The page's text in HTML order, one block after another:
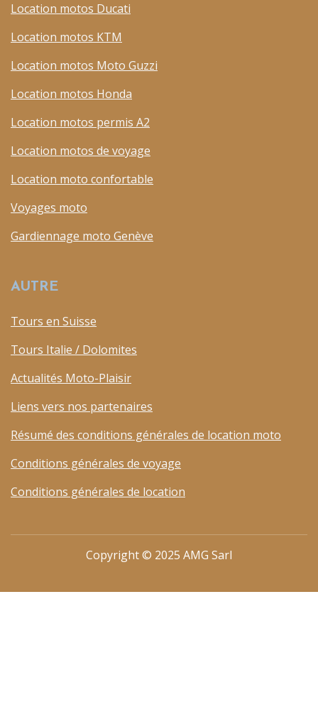
Location motos Ducati
Location motos KTM
Location motos Moto Guzzi
Location motos Honda
Location motos permis A2
Location motos de voyage
Location moto confortable
Voyages moto
Gardiennage moto Genève
AUTRE
Tours en Suisse
Tours Italie / Dolomites
Actualités Moto-Plaisir
Liens vers nos partenaires
Résumé des conditions générales de location moto
Conditions générales de voyage
Conditions générales de location
Copyright © 2025 AMG Sarl